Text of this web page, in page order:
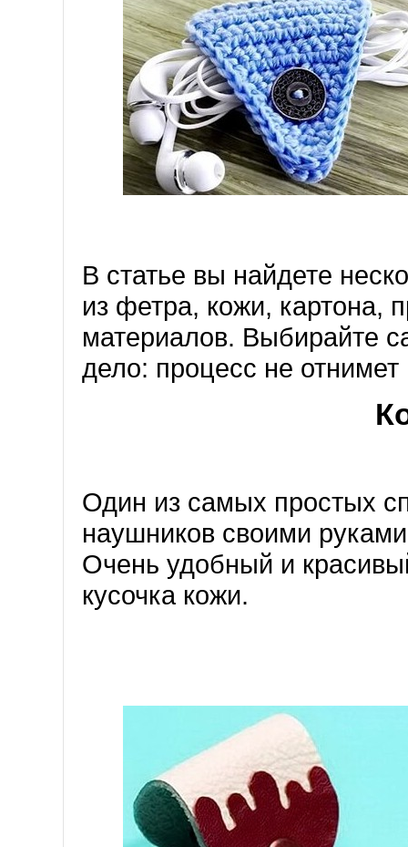
В статье вы найдете
из фетра, кожи, картона,
материалов. Выбирайте
дело: процесс не
Один из самых простых
наушников своими
Очень удобный и
кусочка кожи.